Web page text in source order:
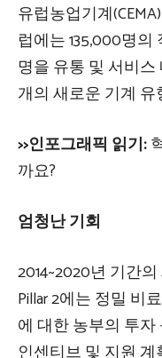
유럽농업기계
럽에는 135,000명
명을 유통 및 서비
개의 새로운 기계
>>인포그래픽 읽기:
까요?
엄청난 기회
2014~2020년 기간
Pillar 2에는 정밀 비
에 대한 농부의 투